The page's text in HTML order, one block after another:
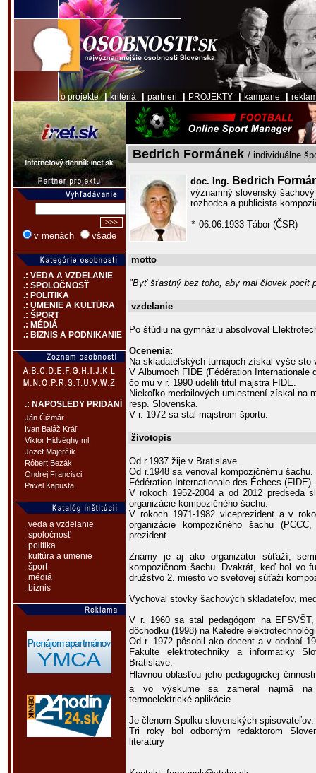
o projekte|kritériá partneri PROJEKTY kampane
v menách všade
.: VEDA A VZDELANIE
.: SPOLOČNOSŤ
.: POLITIKA
.: UMENIE A KULTÚRA
.: ŠPORT
.: MÉDIÁ
.: BIZNIS A PODNIKANIE
.: NAPOSLEDY PRIDANÍ
Ján Čižmár
Ivan Baláž Kráľ
Viktor Hidvéghy ml.
Jozef Majerčík
Róbert Bezák
Ondrej Francisci
Pavel Kapusta
. veda a vzdelanie
. spoločnosť
. politika
. kultúra a umenie
. šport
. médiá
. biznis
Bedrich Formánek / individuálne
doc. Ing. Bedrich
významný slovenský
rozhodca a publicista
* 06.06.1933 Tábor (ČSR)
motto
"Byť šťastný bez toho, aby mal človek pocit
vzdelanie
Po štúdiu na gymnáziu absolvoval
Ocenenia:
Na skladateľských turnajoch získal vyše sto
V Albumoch FIDE (Fédération Internationale
čo mu v r. 1990 udelili titul majstra FIDE.
Niekoľko medailových umiestnení získal na
resp. Slovenska.
V r. 1972 sa stal majstrom športu.
životopis
Od r.1937 žije v Bratislave.
Od r.1948 sa venoval kompozičnému
Fédération Internationale des Échecs (FIDE).
V rokoch 1952-2004 a od 2012 predseda
organizácie kompozičného šachu.
V rokoch 1971-1982 viceprezident a v
organizácie kompozičného šachu
prezident.
Známy je aj ako organizátor súťaží,
kompozičnom šachu. Dvakrát, keď bol vo
družstvo 2. miesto vo svetovej súťaži
Vychoval stovky šachových skladateľov,
V r. 1960 sa stal pedagógom na
dôchodku (1998) na Katedre
Od r. 1972 pôsobil ako docent a v období
Fakulte elektrotechniky a informatiky
Bratislave.
Hlavnou oblasťou jeho pedagogickej
a vo výskume sa zameral najmä na
termoelektrické aplikácie.
Je členom Spolku slovenských spisovateľov.
Tri roky bol odborným redaktorom
literatúry